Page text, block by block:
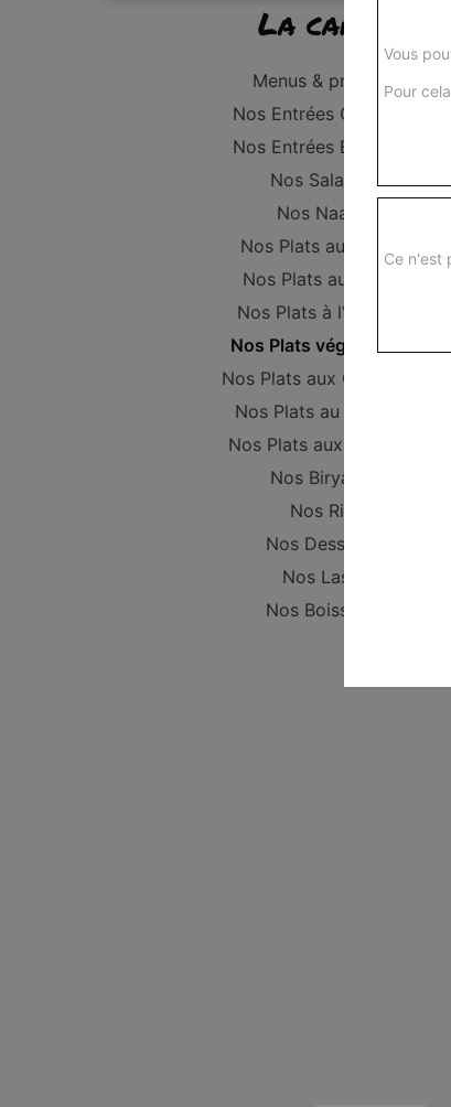
La carte
Menus & promos
Nos Entrées Grillades
Nos Entrées Beignets
Nos Salades
Nos Naans
Nos Plats au Poulet
Nos Plats au Boeuf
Nos Plats à l'Agneau
Nos Plats végétariens
Nos Plats aux Crevettes
Nos Plats au Poisson
Nos Plats aux Gambas
Nos Biryanis
Nos Riz
Nos Desserts
Nos Lassi
Nos Boissons
Vous
Pour
Ce n'est